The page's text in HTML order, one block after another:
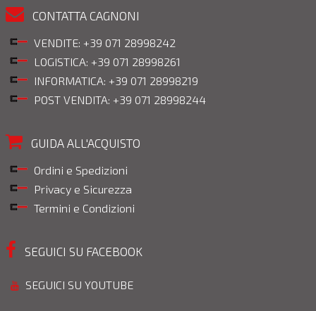
CONTATTA CAGNONI
VENDITE: +39 071 28998242
LOGISTICA: +39 071 28998261
INFORMATICA: +39 071 28998219
POST VENDITA: +39 071 28998244
GUIDA ALL'ACQUISTO
Ordini e Spedizioni
Privacy e Sicurezza
Termini e Condizioni
SEGUICI SU FACEBOOK
SEGUICI SU YOUTUBE